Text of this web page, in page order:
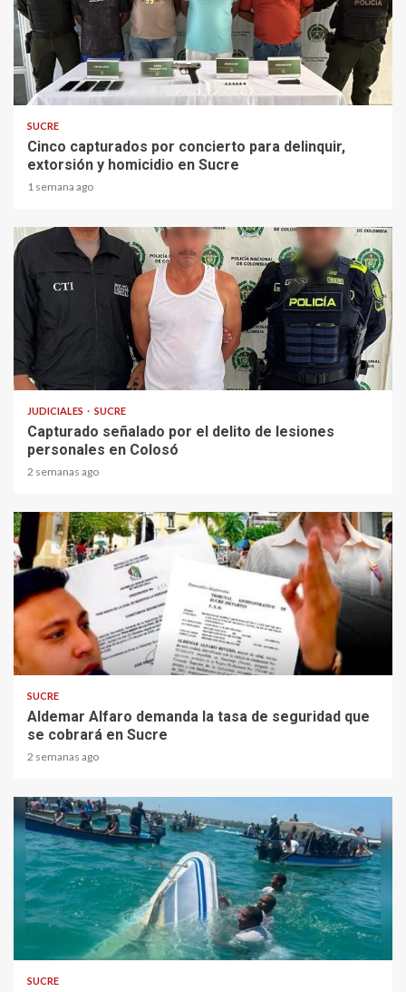
2 min read
SUCRE
Cinco capturados por concierto para delinquir,
extorsión y homicidio en Sucre
1 semana ago
1 min read
JUDICIALES SUCRE
Capturado señalado por el delito de lesiones
personales en Colosó
2 semanas ago
2 min read
SUCRE
Aldemar Alfaro demanda la tasa de seguridad que
se cobrará en Sucre
2 semanas ago
SUCRE